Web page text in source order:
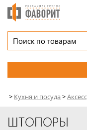
> Кухня и посуда>
ШТОПОРЫ